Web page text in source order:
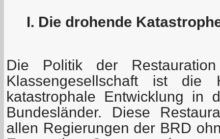
I. Die drohende
Die Politik der
Klassengesellschaft ist die
katastrophale Entwicklung in
Bundesländer. Diese
allen Regierungen der BRD